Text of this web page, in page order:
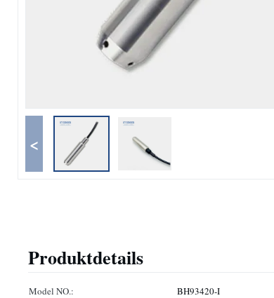
<
Produktdetails
Model NO.: BH93420-I